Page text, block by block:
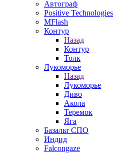
Автограф
Positive Technologies
MFlash
Контур
Назад
Контур
Толк
Лукоморье
Назад
Лукоморье
Диво
Акола
Теремок
Яга
Базальт СПО
Индид
Falcongaze